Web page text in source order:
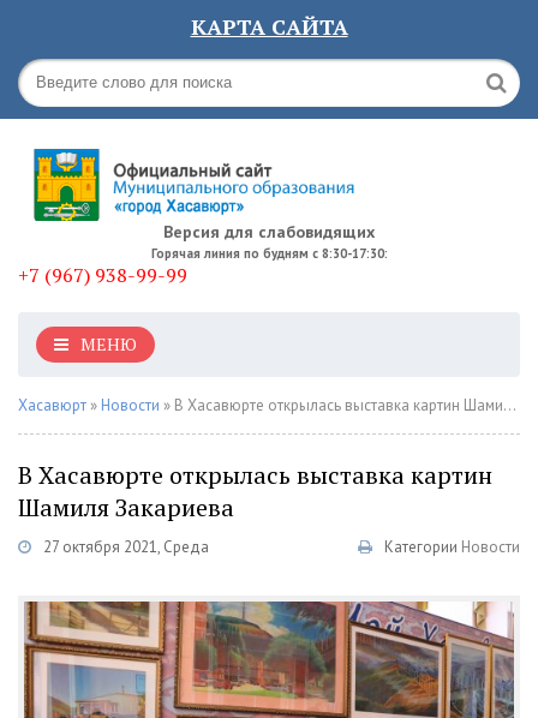
КАРТА САЙТА
Версия для слабовидящих
Горячая линия по будням с 8:30-17:30:
+7 (967) 938-99-99
МЕНЮ
Хасавюрт » Новости » В Хасавюрте открылась выставка картин Шамиля Закариева
В Хасавюрте открылась выставка картин
Шамиля Закариева
27 октября 2021, Среда Категории Новости